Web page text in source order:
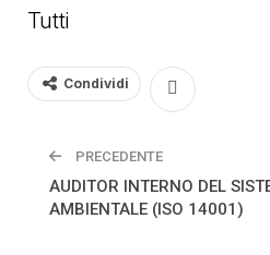
Tutti
Condividi
PRECEDENTE
AUDITOR INTERNO DEL
AMBIENTALE (ISO 14001)